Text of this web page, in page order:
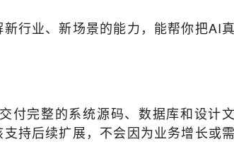
行业、新场景的能力，能帮你把AI
付完整的系统源码、数据库和设计
持后续扩展，不会因为业务增长或